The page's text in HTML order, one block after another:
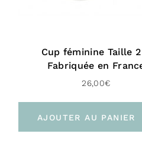
fruits du
tropicales de
non
Inde, certifié
Cire de
tournesol,
Cup féminine Taille
Fabriquée en
26,00€
AJOUTER AU PANIER